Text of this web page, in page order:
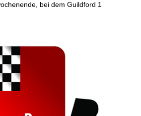
bei dem Guildford 1